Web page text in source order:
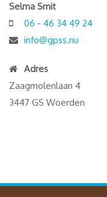
Selma Smit
06 - 46 34 49 24
info@gpss.nu
Adres
Zaagmolenlaan 4
3447 GS Woerden